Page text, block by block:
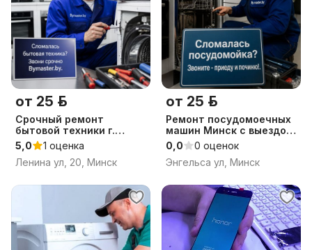
от 25 р.
Срочный ремонт
бытовой техники г.
Минск с выездом
5,0
1 оценка
Ленина ул, 20, Минск
от 25 р.
Ремонт посудомоечных
машин Минск с выездом
мастера
0,0
0 оценок
Энгельса ул, Минск